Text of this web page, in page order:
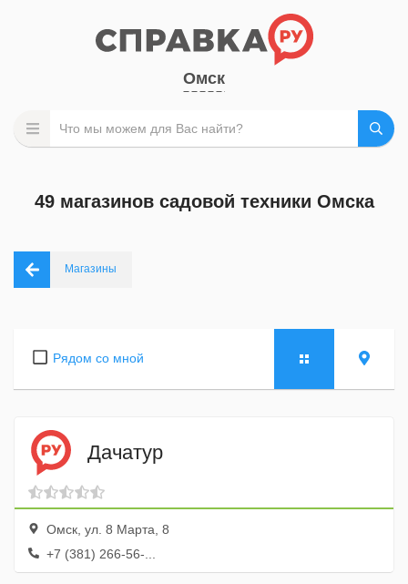
Омск
49 магазинов садовой техники Омска
Магазины
Рядом со мной
Дачатур
Омск, ул. 8 Марта, 8
+7 (381) 266-56-...